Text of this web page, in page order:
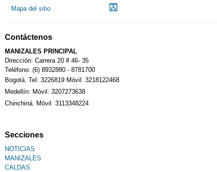
Calendario Tributario
Sudoku
Mapa del sitio
Contáctenos
MANIZALES PRINCIPAL
Dirección: Carrera 20 # 46- 35
Teléfono: (6) 8932880 - 8781700
Bogotá. Tel: 3226819 Móvil: 3218122468
Medellín: Móvil: 3207273638
Chinchiná. Móvil: 3113348224
Secciones
NOTICIAS
MANIZALES
CALDAS